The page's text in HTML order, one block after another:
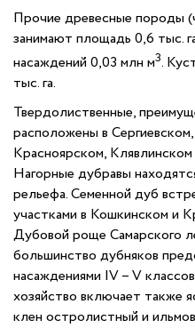
Прочие древесные породы
занимают площадь 0,6 тыс.
насаждений 0,03 млн м3.
тыс. га.
Твердолиственные,
расположены в
Красноярском,
Нагорные дубравы
рельефа. Семенной дуб
участками в Кошкинском и
Дубовой роще Самарского
большинство дубняков
насаждениями IV – V
хозяйство включает также
клен остролистный и